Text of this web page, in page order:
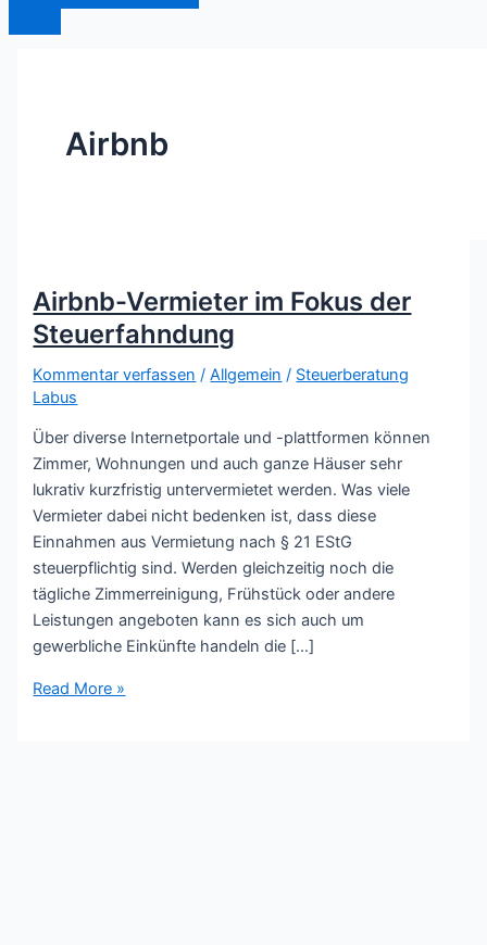
Airbnb
Airbnb-Vermieter im Fokus der
Steuerfahndung
Kommentar verfassen /Allgemein / Steuerberatung
Labus
Über diverse Internetportale und -plattformen können
Zimmer, Wohnungen und auch ganze Häuser sehr
lukrativ kurzfristig untervermietet werden. Was viele
Vermieter dabei nicht bedenken ist, dass diese
Einnahmen aus Vermietung nach § 21 EStG
steuerpflichtig sind. Werden gleichzeitig noch die
tägliche Zimmerreinigung, Frühstück oder andere
Leistungen angeboten kann es sich auch um
gewerbliche Einkünfte handeln die […]
Read More »